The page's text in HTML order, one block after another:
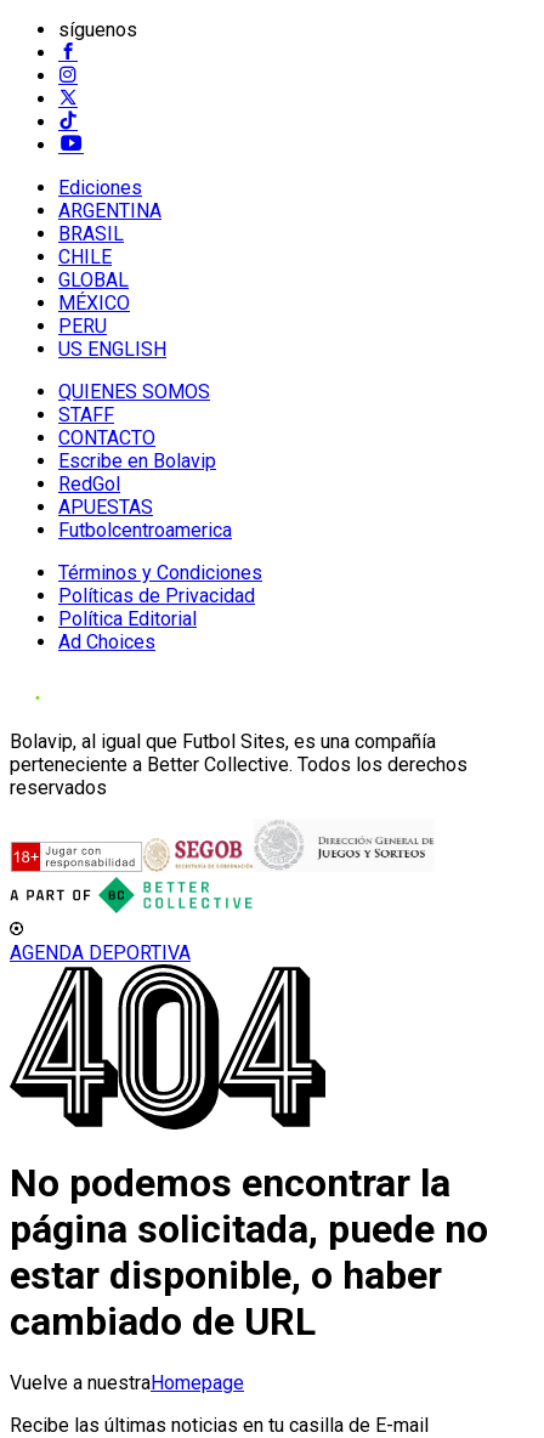
síguenos
Ediciones
ARGENTINA
BRASIL
CHILE
GLOBAL
MÉXICO
PERU
US ENGLISH
QUIENES SOMOS
STAFF
CONTACTO
Escribe en Bolavip
RedGol
APUESTAS
Futbolcentroamerica
Términos y Condiciones
Políticas de Privacidad
Política Editorial
Ad Choices
Bolavip, al igual que Futbol Sites, es una compañía
perteneciente a Better Collective. Todos los derechos
reservados
AGENDA DEPORTIVA
No podemos encontrar la
página solicitada, puede no
estar disponible, o haber
cambiado de URL
Vuelve a nuestraHomepage
Recibe las últimas noticias en tu casilla de E-mail